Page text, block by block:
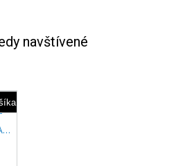
navštívené